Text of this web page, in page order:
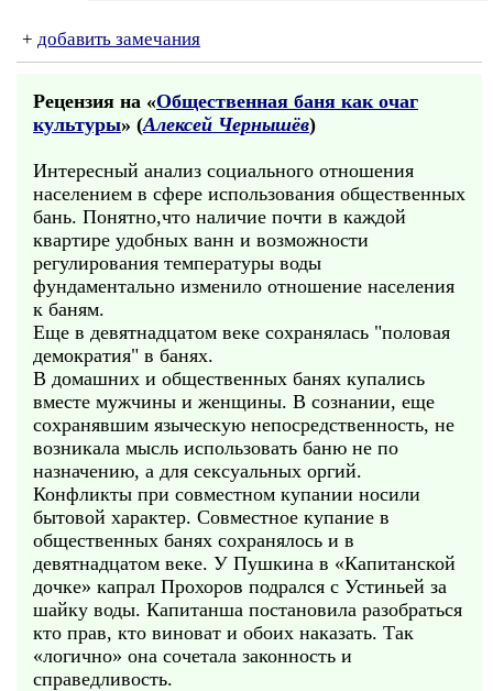
+ добавить замечания
Рецензия на «Общественная баня как очаг
культуры» (Алексей Чернышёв)
Интересный анализ социального отношения
населением в сфере использования общественных
бань. Понятно,что наличие почти в каждой
квартире удобных ванн и возможности
регулирования температуры воды
фундаментально изменило отношение населения
к баням.
Еще в девятнадцатом веке сохранялась "половая
демократия" в банях.
В домашних и общественных банях купались
вместе мужчины и женщины. В сознании, еще
сохранявшим языческую непосредственность, не
возникала мысль использовать баню не по
назначению, а для сексуальных оргий.
Конфликты при совместном купании носили
бытовой характер. Совместное купание в
общественных банях сохранялось и в
девятнадцатом веке. У Пушкина в «Капитанской
дочке» капрал Прохоров подрался с Устиньей за
шайку воды. Капитанша постановила разобраться
кто прав, кто виноват и обоих наказать. Так
«логично» она сочетала законность и
справедливость.